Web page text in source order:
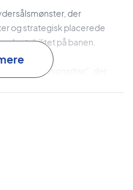
der
og strategisk placerede
stabilitet på banen.
"rotationsdisc", der
af overdelen, der